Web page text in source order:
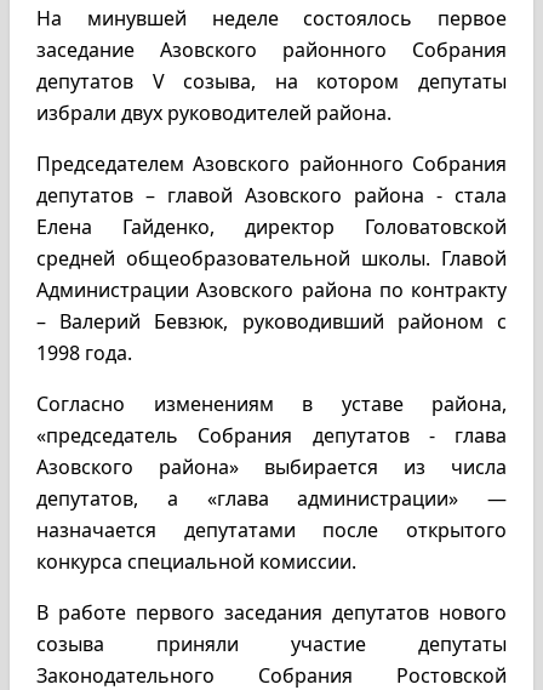
На минувшей неделе состоялось первое
заседание Азовского районного Собрания
депутатов V созыва, на котором депутаты
избрали двух руководителей района.
Председателем Азовского районного Собрания
депутатов – главой Азовского района - стала
Елена Гайденко, директор Головатовской
средней общеобразовательной школы. Главой
Администрации Азовского района по контракту
– Валерий Бевзюк, руководивший районом с
1998 года.
Согласно изменениям в уставе района,
«председатель Собрания депутатов - глава
Азовского района» выбирается из числа
депутатов, а «глава администрации» —
назначается депутатами после открытого
конкурса специальной комиссии.
В работе первого заседания депутатов нового
созыва приняли участие депутаты
Законодательного Собрания Ростовской